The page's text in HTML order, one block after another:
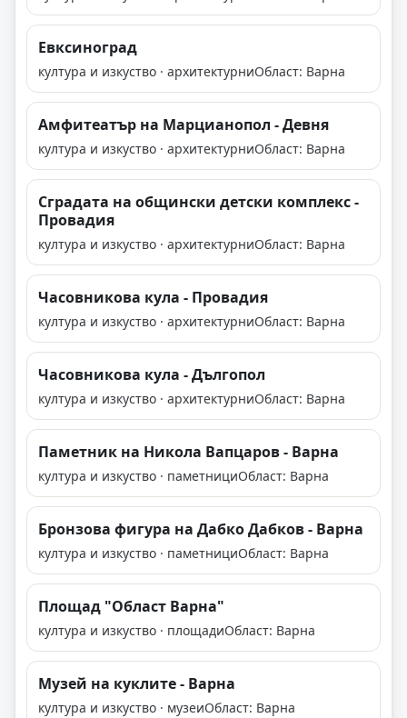
Евксиноград
култура и изкуство · архитектурниОбласт: Варна
Амфитеатър на Марцианопол - Девня
култура и изкуство · архитектурниОбласт: Варна
Сградата на общински детски комплекс -
Провадия
култура и изкуство · архитектурниОбласт: Варна
Часовникова кула - Провадия
култура и изкуство · архитектурниОбласт: Варна
Часовникова кула - Дългопол
култура и изкуство · архитектурниОбласт: Варна
Паметник на Никола Вапцаров - Варна
култура и изкуство · паметнициОбласт: Варна
Бронзова фигура на Дабко Дабков - Варна
култура и изкуство · паметнициОбласт: Варна
Площад "Област Варна"
култура и изкуство · площадиОбласт: Варна
Музей на куклите - Варна
култура и изкуство · музеиОбласт: Варна